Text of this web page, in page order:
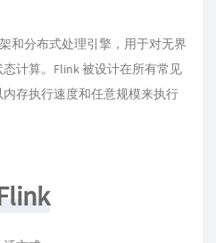
和分布式处理引擎，用于对无界
计算。Flink 被设计在所有常见
存执行速度和任意规模来执行